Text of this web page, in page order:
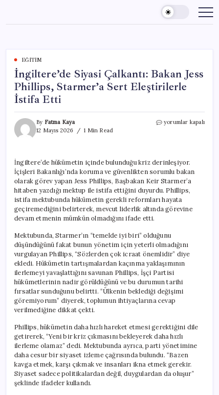
content
EĞITIM
İngiltere’de Siyasi Çalkantı: Bakan Jess
Phillips, Starmer’a Sert Eleştirilerle
İstifa Etti
By Fatma Kaya
12 Mayıs 2026
1 Min Read
İngiltere’de
Phillips,
Starmer’a
Sert
Eleştirilerle
İstifa
Etti
için
yorumlar kapalı
İngiltere’de hükümetin içinde bulunduğu kriz derinleşiyor.
İçişleri Bakanlığı’nda koruma ve güvenlikten sorumlu bakan
olarak görev yapan Jess Phillips, Başbakan Keir Starmer’a
hitaben yazdığı mektup ile istifa ettiğini duyurdu. Phillips,
istifa mektubunda hükümetin gerekli reformları hayata
geçiremediğini belirterek, mevcut liderlik altında görevine
devam etmenin mümkün olmadığını ifade etti.
Mektubunda, Starmer’ın “temelde iyi biri” olduğunu
düşündüğünü fakat bunun yönetim için yeterli olmadığını
vurgulayan Phillips, “Sözlerden çok icraat önemlidir” diye
ekledi. Hükümetin tartışmalardan kaçınma yaklaşımının
ilerlemeyi yavaşlattığını savunan Phillips, İşçi Partisi
hükümetlerinin nadir görüldüğünü ve bu durumun tarihi
fırsatlar sunduğunu belirtti. “Ülkenin beklediği değişimi
göremiyorum” diyerek, toplumun ihtiyaçlarına cevap
verilmediğine dikkat çekti.
Phillips, hükümetin daha hızlı hareket etmesi gerektiğini dile
getirerek, “Yeni bir kriz çıkmasını bekleyerek daha hızlı
ilerleme olamaz” dedi. Mektubunda ayrıca, parti yönetimine
daha cesur bir siyaset izleme çağrısında bulundu. “Bazen
kavga etmek, karşı çıkmak ve insanları ikna etmek gerekir.
Siyaset sadece politikalardan değil, duygulardan da oluşur”
şeklinde ifadeler kullandı.